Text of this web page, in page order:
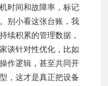
时间和故障率，标记
别小看这张台账，我
续积累的管理数据，
谈针对性优化，比如
作逻辑，甚至共同开
，这才是真正把设备